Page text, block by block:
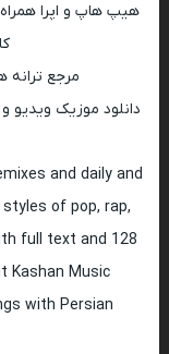
مرجع ترانه
دانلود موزیک ویدیو
and daily and
of pop, rap,
full text and 128
Kashan Music
with Persian